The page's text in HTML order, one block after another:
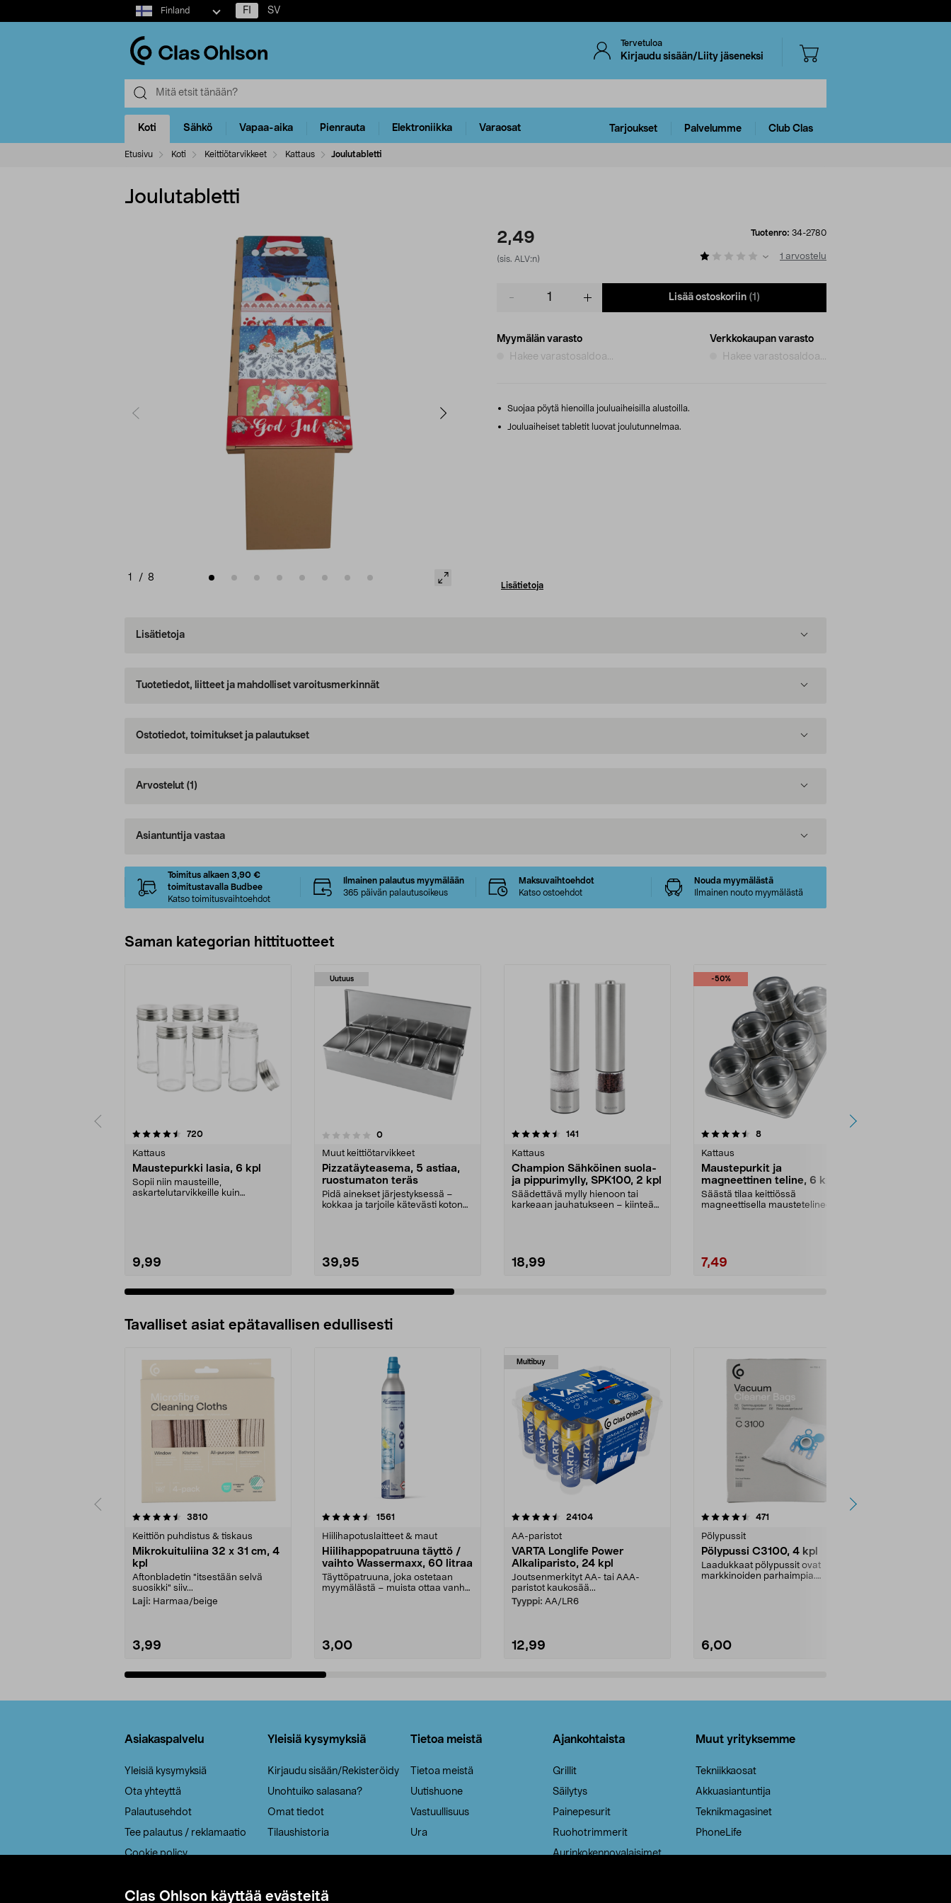
Clas Ohlson käyttää evästeitä
Select
market
Finland FI SV
Tervetuloa
Kirjaudu sisään/Liity jäseneksi
Koti Sähkö Vapaa-aika Pienrauta Elektroniikka Varaosat Tarjoukset Palvelumme Club Clas
Etusivu Koti Keittiötarvikkeet Kattaus Joulutabletti
Joulutabletti
1 / 8
2,49
(sis. ALV:n)
Tuotenro: 34-2780
1 arvostelu
Lisää ostoskoriin (1)
Myymälän varasto
Hakee varastosaldoa...
Verkkokaupan varasto
Hakee varastosaldoa...
Suojaa pöytä hienoilla jouluaiheisilla alustoilla.
Jouluaiheiset tabletit luovat joulutunnelmaa.
Lisätietoja
Lisätietoja
Tuotetiedot, liitteet ja mahdolliset varoitusmerkinnät
Ostotiedot, toimitukset ja palautukset
Arvostelut (1)
Asiantuntija vastaa
Toimitus alkaen 3,90 €
toimitustavalla Budbee
Katso toimitusvaihtoehdot
Ilmainen palautus myymälään
365 päivän palautusoikeus
Maksuvaihtoehdot
Katso ostoehdot
Nouda myymälästä
Ilmainen nouto myymälästä
Saman kategorian hittituotteet
720arvostelut
Kattaus
Maustepurkki lasia, 6 kpl
Sopii niin mausteille,
askartelutarvikkeille kuin
9,99
Uutuus
0.0 viidestä
0arvostelut
Muut keittiötarvikkeet
Pizzatäyteasema, 5 astiaa,
ruostumaton teräs
Pidä ainekset järjestyksessä –
kokkaa ja tarjoile kätevästi kotona.
39,95
4.5 viidestä
141
Kattaus
Champion Sähköinen suola-
ja pippurimylly, SPK100, 2 kpl
Säädettävä mylly hienoon tai
karkeaan jauhatukseen – kiinteä
18,99
-50%
4.5 viidestä
8arvostelut
Kattaus
Maustepurkit ja
magneettinen teline, 6 kpl
Säästä tilaa keittiössä
magneettisella maustetelineellä.
7,49
4.5 viidestä
Tavalliset asiat epätavallisen edullisesti
3810arvostelut
Keittiön puhdistus & tiskaus
Mikrokuituliina 32 x 31 cm, 4
kpl
Aftonbladetin "itsestään selvä
suosikki" siiv...
Laji: Harmaa/beige
3,99
4.5viidestä
1561
Hiilihapotuslaitteet & maut
Hiilihappopatruuna täyttö /
vaihto Wassermaxx, 60 litraa
Täyttöpatruuna, joka ostetaan
myymälästä – muista ottaa vanha
3,00
Multibuy
4.5viidestä
24104arvostelut
AA-paristot
VARTA Longlife Power
Alkaliparisto, 24 kpl
Joutsenmerkityt AA- tai AAA-
paristot kaukosää...
Tyyppi: AA/LR6
12,99
4.5viidestä
471
Pölypussit
Pölypussi C3100, 4 kpl
Laadukkaat pölypussit ovat
markkinoiden parhaimpia.
6,00
4.5viidestä
Asiakaspalvelu
Yleisiä kysymyksiä
Ota yhteyttä
Palautusehdot
Tee palautus / reklamaatio
Cookie policy
Saavutettavuus
Yleisiä kysymyksiä
Kirjaudu sisään/Rekisteröidy
Unohtuiko salasana?
Omat tiedot
Tilaushistoria
Tietoa meistä
Tietoa meistä
Uutishuone
Vastuullisuus
Ura
Ajankohtaista
Grillit
Säilytys
Painepesurit
Ruohotrimmerit
Aurinkokennovalaisimet
Muut yrityksemme
Tekniikkaosat
Akkuasiantuntija
Teknikmagasinet
PhoneLife